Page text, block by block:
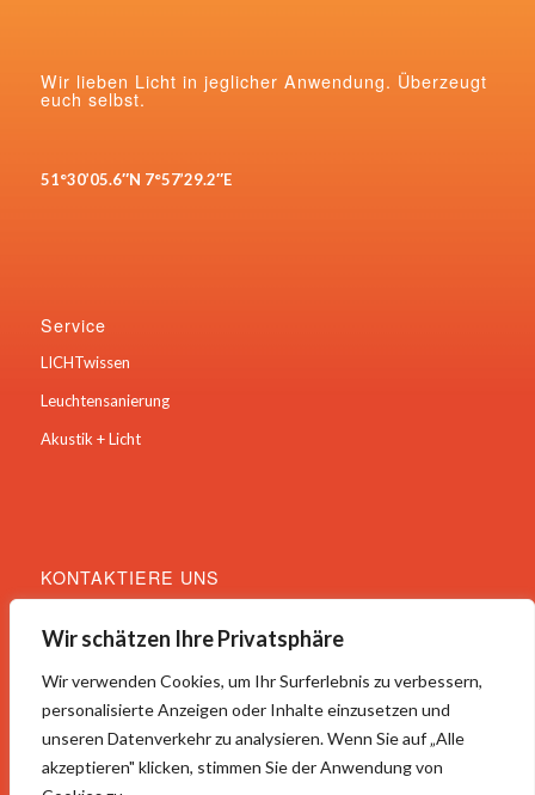
Wir schätzen Ihre Privatsphäre
Wir verwenden Cookies, um Ihr Surferlebnis zu verbessern,
personalisierte Anzeigen oder Inhalte einzusetzen und
unseren Datenverkehr zu analysieren. Wenn Sie auf „Alle
akzeptieren" klicken, stimmen Sie der Anwendung von
Wir lieben Licht in jeglicher Anwendung. Überzeugt
euch selbst.
51°30’05.6″N 7°57’29.2″E
Service
LICHTwissen
Leuchtensanierung
Akustik + Licht
KONTAKTIERE UNS
59469 Ense
Tel.: 02938 /64383
Email: info@tl-v.de